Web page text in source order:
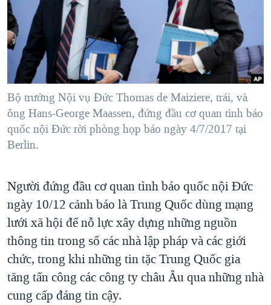
"Tìm"
NGƯỜI VIỆT HẢI NGOẠI
ĐỜI SỐNG
KINH TẾ
KHOA HỌC
SỨC KHOẺ
VĂN HOÁ
THỂ THAO
HÀNH TRÌNH BẦU CỬ 2024
MỘT NĂM CHIẾN TRANH TẠI DẢI GAZA
GIẢI MÃ VÀNH ĐAI & CON ĐƯỜNG
TRỊNH VĨNH BÌNH - NGƯỜI HẠ 'BÊN THẮNG CUỘC'
GROUND ZERO – XƯA VÀ NAY
THƯỢNG ĐỈNH TRUMP-KIM TẠI VIỆT NAM
TRỊNH VĨNH BÌNH VS. CHÍNH PHỦ VIỆT NAM
NGƯ DÂN VIỆT VÀ LÀN SÓNG TRỘM HẢI SÂM
BÊN KIA QUỐC LỘ: TIẾNG VỌNG TỪ NÔNG THÔN MỸ
QUAN HỆ VIỆT MỸ
VIDEO
NGHE
MẠNG XÃ HỘI
Ngôn ngữ khác
Bộ trưởng Nội vụ Đức Thomas de Maiziere, trái, và
ông Hans-George Maassen, đứng đầu cơ quan tình báo
quốc nội Đức rời phòng họp báo ngày 4/7/2017 tại
Berlin.
Người đứng đầu cơ quan tình báo quốc nội Đức
ngày 10/12 cảnh báo là Trung Quốc dùng mạng
lưới xã hội để nỗ lực xây dựng những nguồn
thông tin trong số các nhà lập pháp và các giới
chức, trong khi những tin tặc Trung Quốc gia
tăng tấn công các công ty châu Âu qua những nhà
cung cấp đáng tin cậy.